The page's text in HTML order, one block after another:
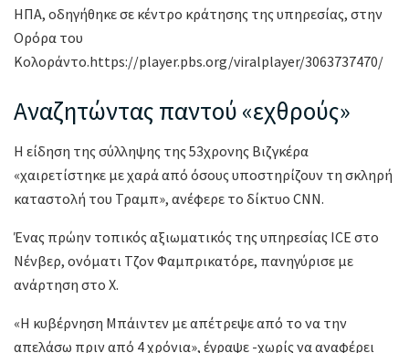
ΗΠΑ, οδηγήθηκε σε κέντρο κράτησης της υπηρεσίας, στην
Ορόρα του
Κολοράντο.https://player.pbs.org/viralplayer/3063737470/
Αναζητώντας παντού «εχθρούς»
Η είδηση ​​της σύλληψης της 53χρονης Βιζγκέρα
«χαιρετίστηκε με χαρά από όσους υποστηρίζουν τη σκληρή
καταστολή του Τραμπ», ανέφερε το δίκτυο CNN.
Ένας πρώην τοπικός αξιωματικός της υπηρεσίας ICE στο
Νένβερ, ονόματι Τζον Φαμπρικατόρε, πανηγύρισε με
ανάρτηση στο Χ.
«Η κυβέρνηση Μπάιντεν με απέτρεψε από το να την
απελάσω πριν από 4 χρόνια», έγραψε -χωρίς να αναφέρει